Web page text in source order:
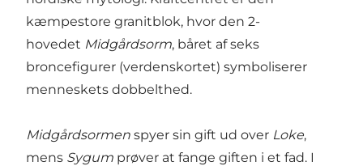
kæmpestore granitblok, hvor den 2-
hovedet Midgårdsorm, båret af seks
broncefigurer (verdenskortet) symboliserer
menneskets dobbelthed.
Midgårdsormen spyer sin gift ud over Loke,
mens Sygum prøver at fange giften i et fad. I